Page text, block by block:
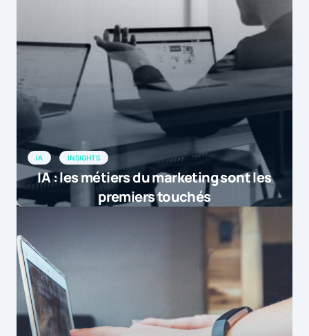
IA INSIGHTS
IA : les métiers du marketing sont les
premiers touchés